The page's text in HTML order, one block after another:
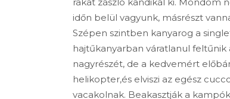
időn belül vagyunk, másrészt
Szépen szintben kanyarog a
hajtűkanyarban váratlanul
nagyrészét, de a kedvemért
helikopter,és elviszi az egész
vacakolnak. Beakasztják a